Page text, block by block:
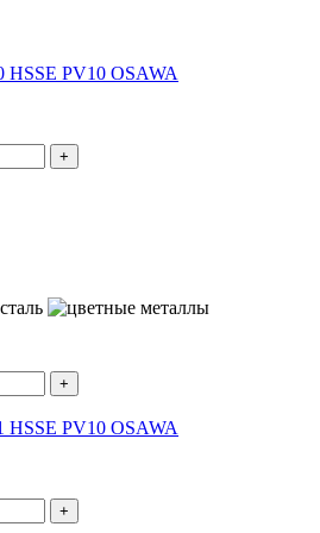
HSSE PV10 OSAWA
+
+
HSSE PV10 OSAWA
+